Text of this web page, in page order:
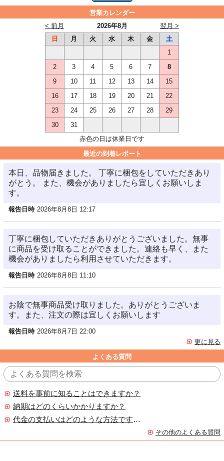
営業カレンダー
2026年8月
< 前月
翌月 >
日
月 火 水 木 金
土
1
2
3 4 5 6 7
8
9
10 11 12 13 14
15
16
17 18 19 20 21
22
23
24 25 26 27 28
29
30
31
赤色の日は休業日です
最近の到着レポート
本日、品物届きました。 丁寧に梱包をしていただきあり
がとう。 また、機会がありましたら宜しくお願いしま
す。
報告日時 2026年8月8日 12:17
丁寧に梱包していただきありがとうございました。無事
に商品を受け取ることができました。連絡も早く、また
機会がありましたら利用させていただきます。
報告日時 2026年8月8日 11:10
お陰で無事商品受け取りました。ありがとうございま
す。また、注文の際は宜しくお願いします
報告日時 2026年8月7日 22:00
更に見る
よくある質問
送料を事前に知ることはできますか？
納期はどのくらいかかりますか？
代金の支払いはどのような方法ですか？
その他のよくある質問